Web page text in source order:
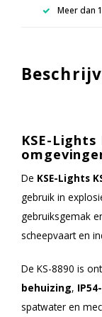
Meer dan
KSE-
De KSE-Lights
gebruik in
gebruiksgemak
scheepvaart en
De KS-8890 is
behuizing,
spatwater en